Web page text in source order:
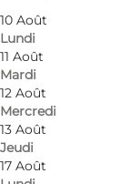
10 Août
Lundi
11 Août
Mardi
12 Août
Mercredi
13 Août
Jeudi
17 Août
In
day, home-
coffee/tea
by volunteer